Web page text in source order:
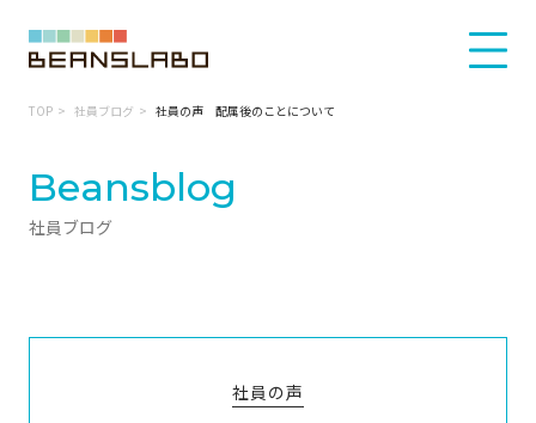
TOP 社員ブログ 社員の声 配属後のことについて
Beansblog
社員ブログ
社員の声